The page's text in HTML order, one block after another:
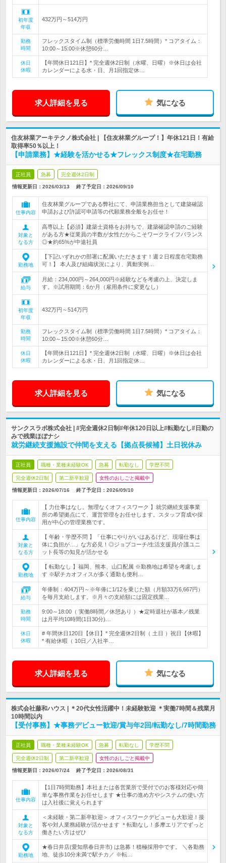
初年度
年収
432万円～514万円
勤務
時間
フレックスタイム制（標準労働時間 1日7.5時間）* コアタイム：
10:00～15:00※休憩60分…
休日
休暇
【年間休日121日】* 完全週休2日制（水曜、日曜）※休日は会社
カレンダーによる水・日、月1回指定休…
求人詳細を見る 気になる
住友林業アーキテクノ株式会社 | 【住友林業グループ！】年休121日！有給
取得率50％以上！
【申請業務】★経験を活かせる★フレックス制度★在宅勤務
正社員 急募 完全週休2日制
情報更新日：2026/03/13 終了予定日： 2026/09/10
仕事内容
住友林業グループである弊社にて、申請業務担当として建築確認
申請および許認可申請等の代願業務全般をお任せ！
対象と
なる方
高専以上【必須】建築士資格をお持ちで、建築確認申請のご経験
がある方★従業員の半数が女性だからこそワークライフバランス
◎★約65%が中途社員
勤務地
【下記いずれかの部署に配属いただきます！週２日程度在宅勤務
可！】 本人及び組織状況により、異動実例…
給与
月給：234,000円～264,000円※経験などを考慮の上、決定しま
す。※試用期間：6か月（雇用条件に変更なし）
初年度
年収
432万円～514万円
勤務
時間
フレックスタイム制（標準労働時間 1日7.5時間）* コアタイム：
10:00～15:00※休憩60分…
休日
休暇
【年間休日121日】* 完全週休2日制（水曜、日曜）※休日は会社
カレンダーによる水・日、月1回指定休…
求人詳細を見る 気になる
サンクスラボ株式会社 | #完全週休2日制#年休120日以上#転勤なし#日勤の
みで残業ほぼナシ
就労継続支援施設で仲間を支える【拠点長候補】土日祝休み
正社員 職種・業種未経験OK 急募 転勤なし 学歴不問
完全週休2日制 第二新卒歓迎 女性のおしごと掲載中
情報更新日：2026/07/16 終了予定日： 2026/09/10
仕事内容
【 力仕事はなし。無理なくオフィスワーク 】就労継続支援事業
所の希望拠点にて、運営管理をお任せします。スタッフ育成や採
用が中心の管理業務です。
対象と
なる方
【 年齢・学歴不問 】「仕事にやりがいはあるけど、現場仕事は
体に負担が…」な方必見！◎ジョブコーチ/生活支援員/介護ユニ
ット長等の知見が活かせる
勤務地
【 転勤なし 】福岡、熊本、山口配属 ※勤務地は希望を考慮しま
す ※駅チカオフィスが多く通勤も便利…
給与
年俸制：404万円～※年俸に1/12を乗じた額（月額33万6,667円）
を毎月支給します。※月々の支給額には固定残業…
勤務
時間
9:00～18:00（ 実働8時間／休憩あり ）★定時退社が基本／残業
は月平均10時間(1日30分)…
休日
休暇
# 年間休日120日【休日】* 完全週休2日制（ 土日 ）祝日【休暇】
* 有給休暇（ 10日／入社半…
求人詳細を見る 気になる
株式会社藤和ハウス | ＊20代女性活躍中！未経験歓迎 ＊実働7時間＆残業月
10時間以内
【受付事務】★事務デビュー歓迎/賞与年2回/転勤なし/7時間勤務
正社員 職種・業種未経験OK 急募 転勤なし 学歴不問
完全週休2日制 第二新卒歓迎 女性のおしごと掲載中
情報更新日：2026/07/24 終了予定日： 2026/08/31
仕事内容
【1日7時間勤務】本社または各営業所で受付でのお客様対応や簡
単な事務作業をお任せします ★仕事の進め方やシステムの使い方
は入社後に覚えられます
対象と
なる方
＜未経験・第二新卒歓迎＞ オフィスワークデビューも大歓迎！接
客や対人業務経験が活かせます ＊転勤なし！多摩エリアでずっと
働きたい方はぜひ
勤務地
★春日井店(愛知県春日井市) は急募！積極採用中です。 ＼各勤務
地、徒歩10分未満で駅チカ／ ※転…